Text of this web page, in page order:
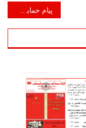
پیام حمایت و پشتیبانی واحد تشکیلات پایه‌یی شماره (۱۱)